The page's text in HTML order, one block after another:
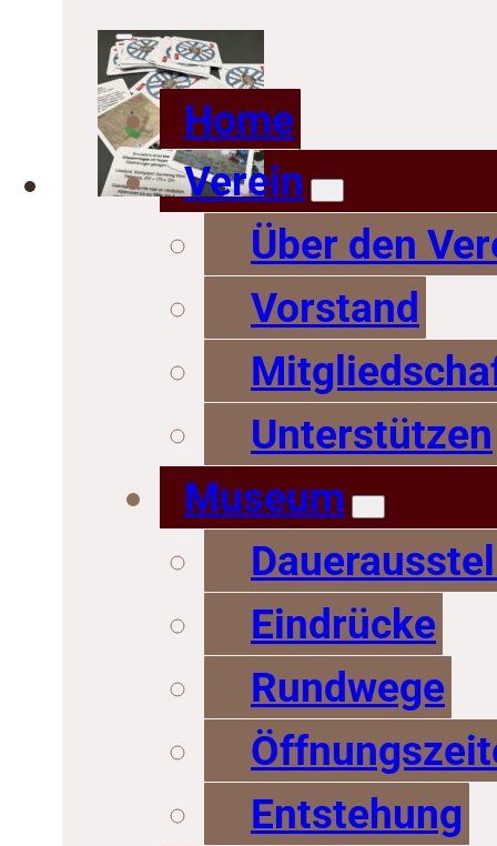
Home
Verein
Über den
Vorstand
Unterstützen
Museum
Eindrücke
Rundwege
Entstehung